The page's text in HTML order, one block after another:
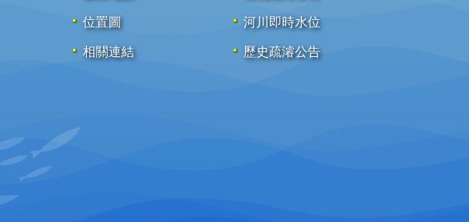
位置圖
相關連結
河川即時水位
歷史疏濬公告